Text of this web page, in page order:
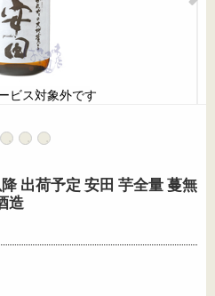
ビス対象外です
出荷予定 安田 芋全量 蔓無
造